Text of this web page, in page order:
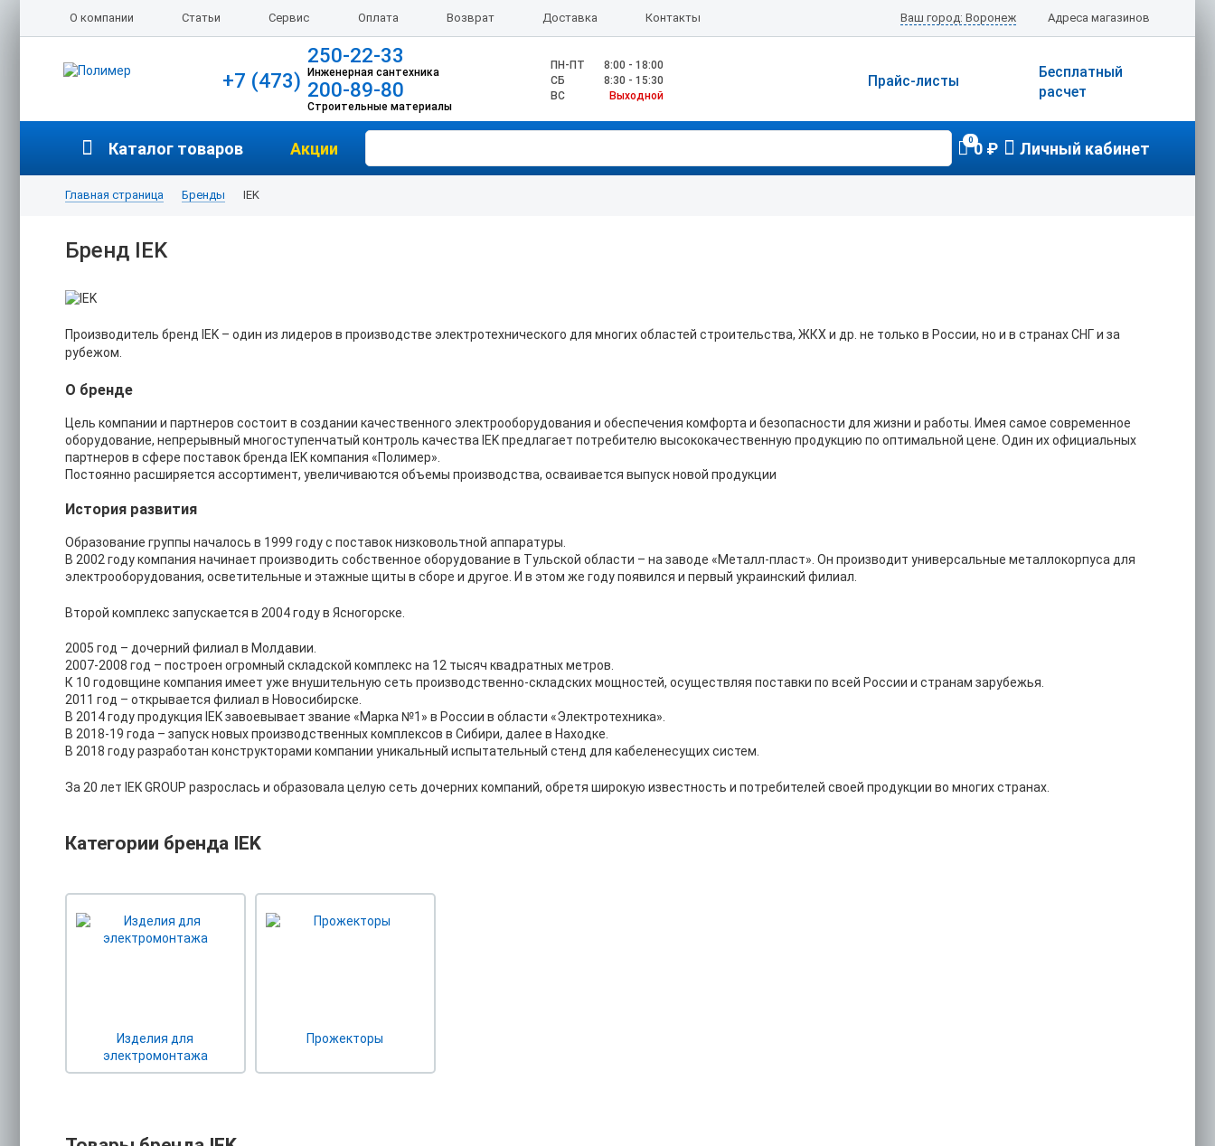
О компании Статьи Сервис Оплата Возврат Доставка Контакты Адреса магазинов
Ваш город: Воронеж
+7 (473)
250-22-33
Инженерная сантехника
200-89-80
Строительные материалы
ПН-ПТ
8:00 - 18:00
CБ
8:30 - 15:30
ВС
Выходной
Бесплатный
расчет
Прайс-листы
Каталог товаров Акции 00 ₽ Личный кабинет
Главная страница Бренды IEK
Бренд IEK
Производитель бренд IEK – один из лидеров в производстве электротехнического для многих областей строительства, ЖКХ и др. не только в России, но и в странах СНГ и за
рубежом.
О бренде
Цель компании и партнеров состоит в создании качественного электрооборудования и обеспечения комфорта и безопасности для жизни и работы. Имея самое современное
оборудование, непрерывный многоступенчатый контроль качества IEK предлагает потребителю высококачественную продукцию по оптимальной цене. Один их официальных
партнеров в сфере поставок бренда IEK компания «Полимер».
Постоянно расширяется ассортимент, увеличиваются объемы производства, осваивается выпуск новой продукции
История развития
Образование группы началось в 1999 году с поставок низковольтной аппаратуры.
В 2002 году компания начинает производить собственное оборудование в Тульской области – на заводе «Металл-пласт». Он производит универсальные металлокорпуса для
электрооборудования, осветительные и этажные щиты в сборе и другое. И в этом же году появился и первый украинский филиал.
Второй комплекс запускается в 2004 году в Ясногорске.
2005 год – дочерний филиал в Молдавии.
2007-2008 год – построен огромный складской комплекс на 12 тысяч квадратных метров.
К 10 годовщине компания имеет уже внушительную сеть производственно-складских мощностей, осуществляя поставки по всей России и странам зарубежья.
2011 год – открывается филиал в Новосибирске.
В 2014 году продукция IEK завоевывает звание «Марка №1» в России в области «Электротехника».
В 2018-19 года – запуск новых производственных комплексов в Сибири, далее в Находке.
В 2018 году разработан конструкторами компании уникальный испытательный стенд для кабеленесущих систем.
За 20 лет IEK GROUP разрослась и образовала целую сеть дочерних компаний, обретя широкую известность и потребителей своей продукции во многих странах.
Категории бренда IEK
Изделия для
электромонтажа
Прожекторы